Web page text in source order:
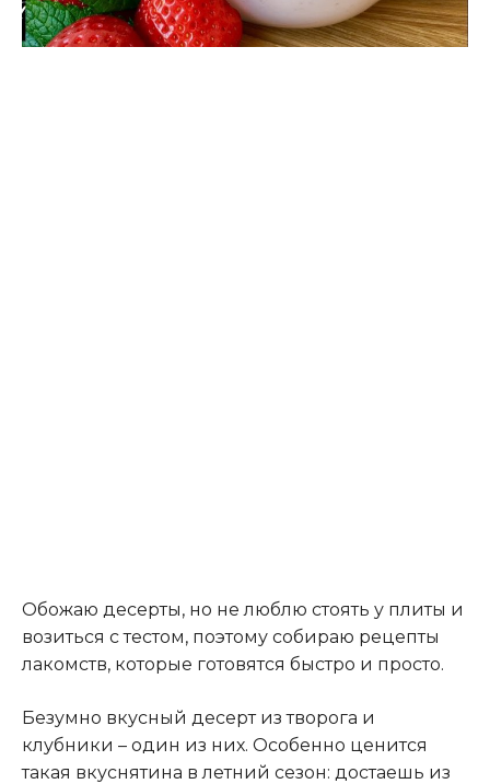
Обожаю десерты, но не люблю стоять у плиты и
возиться с тестом, поэтому собираю рецепты
лакомств, которые готовятся быстро и просто.
Безумно вкусный десерт из творога и
клубники – один из них. Особенно ценится
такая вкуснятина в летний сезон: достаешь из